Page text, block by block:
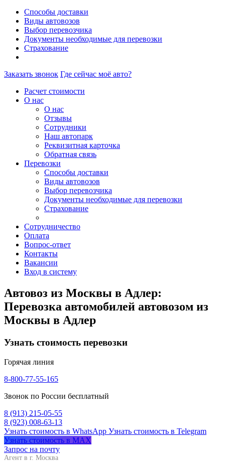
Способы доставки
Виды автовозов
Выбор перевозчика
Документы необходимые для перевозки
Страхование
Заказать звонок Где сейчас моё авто?
Расчет стоимости
О нас
О нас
Отзывы
Сотрудники
Наш автопарк
Реквизитная карточка
Обратная связь
Перевозки
Способы доставки
Виды автовозов
Выбор перевозчика
Документы необходимые для перевозки
Страхование
Сотрудничество
Оплата
Вопрос-ответ
Контакты
Вакансии
Вход в систему
Автовоз из Москвы в Адлер:
Перевозка автомобилей автовозом из
Москвы в Адлер
Узнать стоимость перевозки
Горячая линия
8-800-77-55-165
Звонок по России бесплатный
8 (913) 215-05-55
8 (923) 008-63-13
Узнать стоимость в WhatsApp Узнать стоимость в Telegram
Узнать стоимость в MAX
Запрос на почту
Агент в г. Москва